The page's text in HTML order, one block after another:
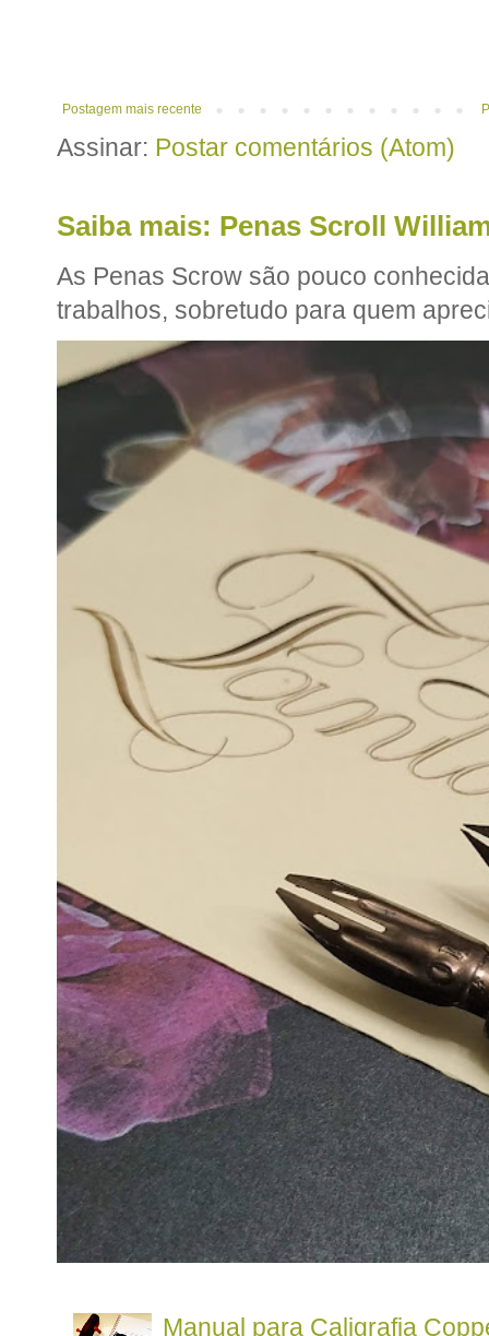
Postagem mais recente
Assinar: Postar comentários (Atom)
Saiba mais: Penas Scroll
As Penas Scrow são pouco
trabalhos, sobretudo para quem
Manual para Caligrafia